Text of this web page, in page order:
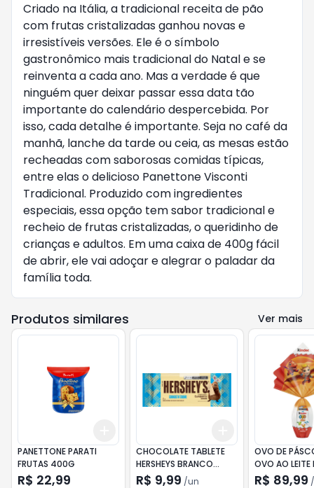
Criado na Itália, a tradicional receita de pão
com frutas cristalizadas ganhou novas e
irresistíveis versões. Ele é o símbolo
gastronômico mais tradicional do Natal e se
reinventa a cada ano. Mas a verdade é que
ninguém quer deixar passar essa data tão
importante do calendário despercebida. Por
isso, cada detalhe é importante. Seja no café da
manhã, lanche da tarde ou ceia, as mesas estão
recheadas com saborosas comidas típicas,
entre elas o delicioso Panettone Visconti
Tradicional. Produzido com ingredientes
especiais, essa opção tem sabor tradicional e
recheio de frutas cristalizadas, o queridinho de
crianças e adultos. Em uma caixa de 400g fácil
de abrir, ele vai adoçar e alegrar o paladar da
família toda.
Produtos similares Ver mais
PANETTONE PARATI
FRUTAS 400G
R$ 22,99
10
CHOCOLATE TABLETE
HERSHEYS BRANCO
CAPIBARRA 77G
R$ 9,99 /un
OVO DE PÁSCOA KINDER
OVO AO LEITE
DOS
R$ 89,99 /